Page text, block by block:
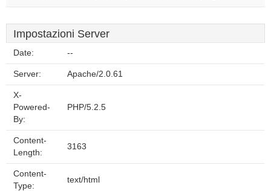
Impostazioni Server
Date: --
Server: Apache/2.0.61
X-
Powered-
By:
PHP/5.2.5
Content-
Length:
3163
Content-
Type:
text/html